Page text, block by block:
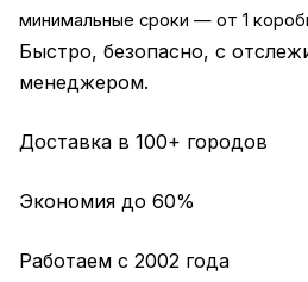
минимальные сроки — от 1
Быстро, безопасно, с
менеджером.
Доставка в 100+ городов
Экономия до 60%
Работаем с 2002 года